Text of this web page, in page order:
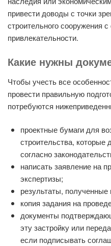
привести доводы с точки
строительного сооружения
привлекательности.
Какие нужны
Чтобы учесть все
провести правильную
потребуются
проектные бумаги для
строительства,
согласно
написать заявление на
экспертизы;
результаты,
копия задания на
документы
эту застройку или
если подписывать